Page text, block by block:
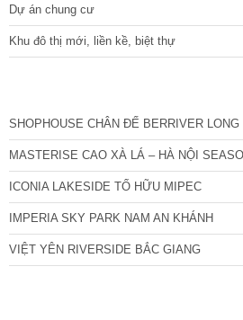
Dự án chung cư
Khu đô thị mới, liền kề, biệt thự
SHOPHOUSE CHÂN ĐẾ BERRIVER LONG
MASTERISE CAO XÀ LÁ – HÀ NỘI
ICONIA LAKESIDE TỐ HỮU MIPEC
IMPERIA SKY PARK NAM AN KHÁNH
VIỆT YÊN RIVERSIDE BẮC GIANG